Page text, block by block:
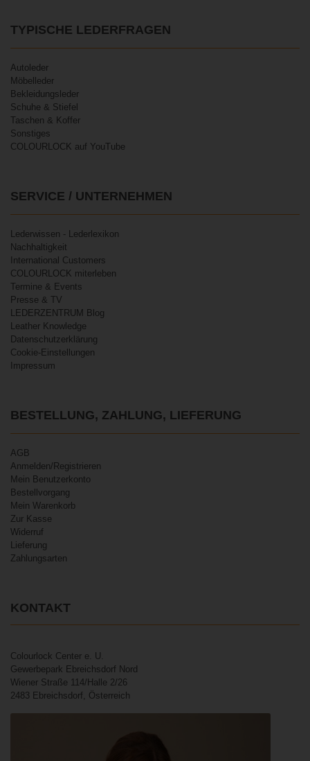
TYPISCHE LEDERFRAGEN
Autoleder
Möbelleder
Bekleidungsleder
Schuhe & Stiefel
Taschen & Koffer
Sonstiges
COLOURLOCK auf YouTube
SERVICE / UNTERNEHMEN
Lederwissen - Lederlexikon
Nachhaltigkeit
International Customers
COLOURLOCK miterleben
Termine & Events
Presse & TV
LEDERZENTRUM Blog
Leather Knowledge
Datenschutzerklärung
Cookie-Einstellungen
Impressum
BESTELLUNG, ZAHLUNG, LIEFERUNG
AGB
Anmelden/Registrieren
Mein Benutzerkonto
Bestellvorgang
Mein Warenkorb
Zur Kasse
Widerruf
Lieferung
Zahlungsarten
KONTAKT
Colourlock Center e. U.
Gewerbepark Ebreichsdorf Nord
Wiener Straße 114/Halle 2/26
2483 Ebreichsdorf, Österreich